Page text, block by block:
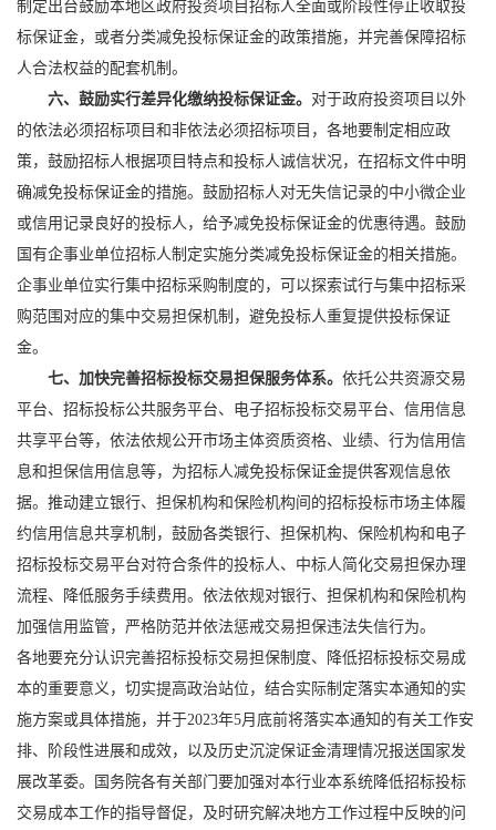
制定出台鼓励本地区政府投资项目招标人全面或阶段性停止收取投
标保证金，或者分类减免投标保证金的政策措施，并完善保障招标
人合法权益的配套机制。
六、鼓励实行差异化缴纳投标保证金。 对于政府投资项目以外
的依法必须招标项目和非依法必须招标项目，各地要制定相应政
策，鼓励招标人根据项目特点和投标人诚信状况，在招标文件中明
确减免投标保证金的措施。鼓励招标人对无失信记录的中小微企业
或信用记录良好的投标人，给予减免投标保证金的优惠待遇。鼓励
国有企事业单位招标人制定实施分类减免投标保证金的相关措施。
企事业单位实行集中招标采购制度的，可以探索试行与集中招标采
购范围对应的集中交易担保机制，避免投标人重复提供投标保证
金。
七、加快完善招标投标交易担保服务体系。 依托公共资源交易
平台、招标投标公共服务平台、电子招标投标交易平台、信用信息
共享平台等，依法依规公开市场主体资质资格、业绩、行为信用信
息和担保信用信息等，为招标人减免投标保证金提供客观信息依
据。推动建立银行、担保机构和保险机构间的招标投标市场主体履
约信用信息共享机制，鼓励各类银行、担保机构、保险机构和电子
招标投标交易平台对符合条件的投标人、中标人简化交易担保办理
流程、降低服务手续费用。依法依规对银行、担保机构和保险机构
加强信用监管，严格防范并依法惩戒交易担保违法失信行为。
各地要充分认识完善招标投标交易担保制度、降低招标投标交易成
本的重要意义，切实提高政治站位，结合实际制定落实本通知的实
施方案或具体措施，并于2023年5月底前将落实本通知的有关工作安
排、阶段性进展和成效，以及历史沉淀保证金清理情况报送国家发
展改革委。国务院各有关部门要加强对本行业本系统降低招标投标
交易成本工作的指导督促，及时研究解决地方工作过程中反映的问